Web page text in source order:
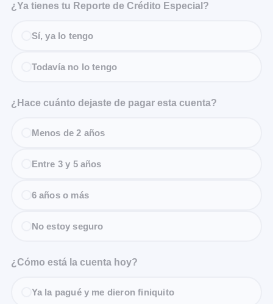
¿Ya tienes tu Reporte de Crédito Especial?
Sí, ya lo tengo
Todavía no lo tengo
¿Hace cuánto dejaste de pagar esta cuenta?
Menos de 2 años
Entre 3 y 5 años
6 años o más
No estoy seguro
¿Cómo está la cuenta hoy?
Ya la pagué y me dieron finiquito